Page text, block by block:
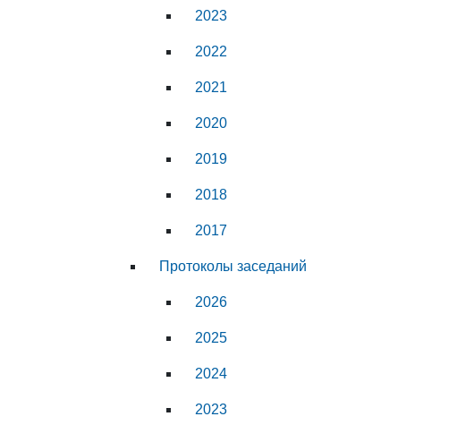
2023
2022
2021
2020
2019
2018
2017
Протоколы заседаний
2026
2025
2024
2023